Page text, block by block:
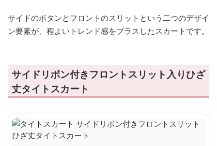
サイドのボタンとフロントのスリットという二つのデザイ
ン要素が、程よいトレンド感をプラスしたスカートです。
サイドリボン付きフロントスリット入りひざ
丈タイトスカート